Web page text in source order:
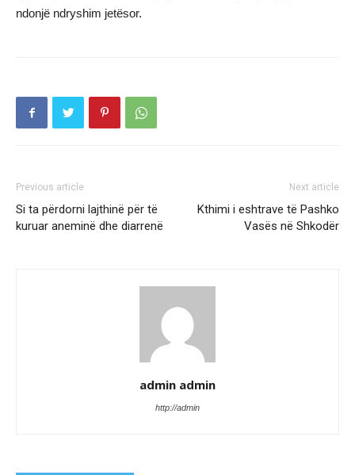
ndonjë ndryshim jetësor.
Previous article
Si ta përdorni lajthinë për të
kuruar aneminë dhe diarrenë
Next article
Kthimi i eshtrave të Pashko
Vasës në Shkodër
admin admin
http://admin